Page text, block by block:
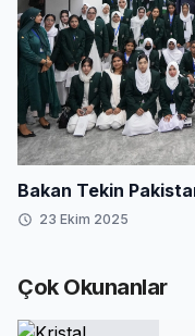
Bakan Tekin
23 Ekim 2025
Çok Okunanlar